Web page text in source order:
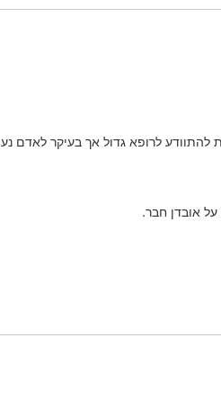
לרופא גדול אך בעיקר לאדם
על אובדן חבר.